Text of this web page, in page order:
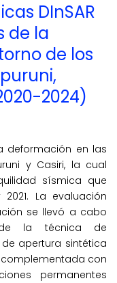
DInSAR
de la
de los
2024)
deformación en las
y Casiri, la cual
sísmica que
La evaluación
se llevó a cabo
de la técnica de
apertura sintética
complementada con
permanentes